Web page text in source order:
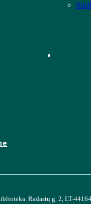
. Radastų g. 2, LT-